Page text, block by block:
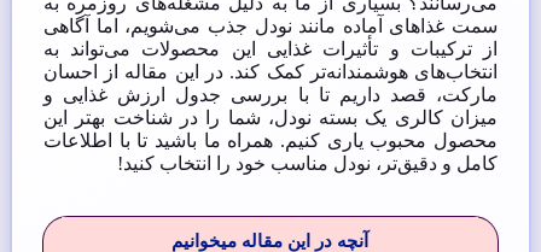
سمت غذاهای آماده مانند نودل جذب می‌شویم، اما آگاهی
از ترکیبات و تأثیرات غذایی این محصولات می‌تواند به
انتخاب‌های هوشمندانه‌تر کمک کند. در این مقاله از احسان
مارکت، قصد داریم تا با بررسی جدول ارزش غذایی و
میزان کالری یک بسته نودل، شما را در شناخت بهتر این
محصول محبوب یاری کنیم. همراه ما باشید تا با اطلاعات
کامل و دقیق‌تر، نودل مناسب خود را انتخاب کنید!
آنچه در این مقاله میخوانیم